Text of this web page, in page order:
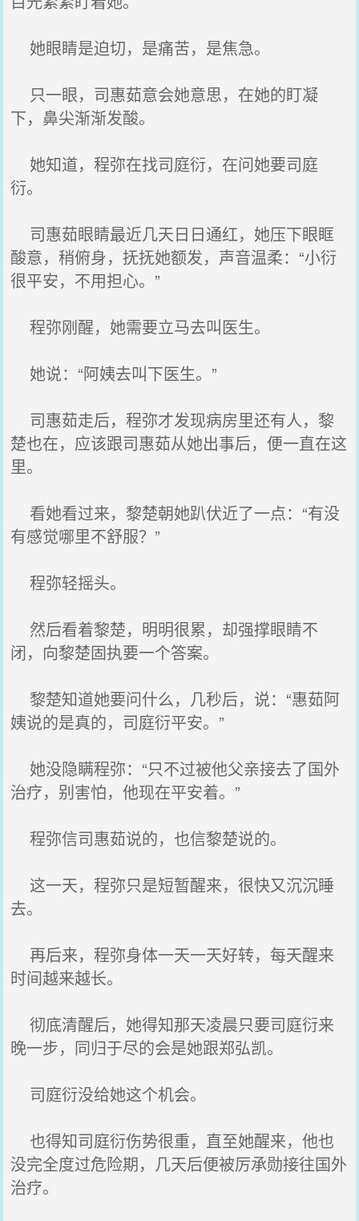
她眼睛是迫切，是痛苦，是焦急。
只一眼，司惠茹意会她意思，在她的盯凝
下，鼻尖渐渐发酸。
她知道，程弥在找司庭衍，在问她要司庭
衍。
司惠茹眼睛最近几天日日通红，她压下眼眶
酸意，稍俯身，抚抚她额发，声音温柔：“小衍
很平安，不用担心。”
程弥刚醒，她需要立马去叫医生。
她说：“阿姨去叫下医生。”
司惠茹走后，程弥才发现病房里还有人，黎
楚也在，应该跟司惠茹从她出事后，便一直在这
里。
看她看过来，黎楚朝她趴伏近了一点：“有没
有感觉哪里不舒服？”
程弥轻摇头。
然后看着黎楚，明明很累，却强撑眼睛不
闭，向黎楚固执要一个答案。
黎楚知道她要问什么，几秒后，说：“惠茹阿
姨说的是真的，司庭衍平安。”
她没隐瞒程弥：“只不过被他父亲接去了国外
治疗，别害怕，他现在平安着。”
程弥信司惠茹说的，也信黎楚说的。
这一天，程弥只是短暂醒来，很快又沉沉睡
去。
再后来，程弥身体一天一天好转，每天醒来
时间越来越长。
彻底清醒后，她得知那天凌晨只要司庭衍来
晚一步，同归于尽的会是她跟郑弘凯。
司庭衍没给她这个机会。
也得知司庭衍伤势很重，直至她醒来，他也
没完全度过危险期，几天后便被厉承勋接往国外
治疗。